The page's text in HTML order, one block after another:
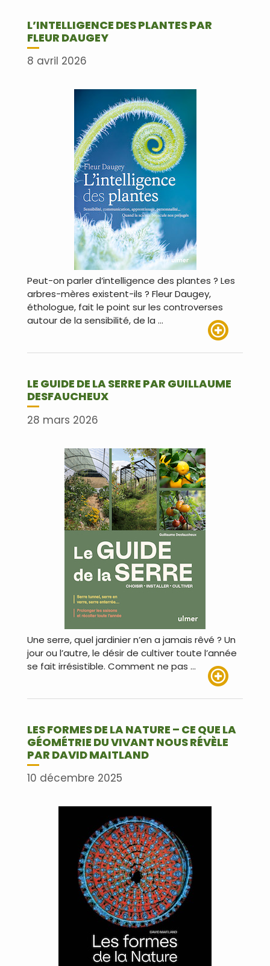
L’INTELLIGENCE DES PLANTES PAR
FLEUR DAUGEY
8 avril 2026
Peut-on parler d’intelligence des plantes ? Les
arbres-mères existent-ils ? Fleur Daugey,
éthologue, fait le point sur les controverses
autour de la sensibilité, de la …
LE GUIDE DE LA SERRE PAR GUILLAUME
DESFAUCHEUX
28 mars 2026
Une serre, quel jardinier n’en a jamais rêvé ? Un
jour ou l’autre, le désir de cultiver toute l’année
se fait irrésistible. Comment ne pas …
LES FORMES DE LA NATURE – CE QUE LA
GÉOMÉTRIE DU VIVANT NOUS RÉVÈLE
PAR DAVID MAITLAND
10 décembre 2025